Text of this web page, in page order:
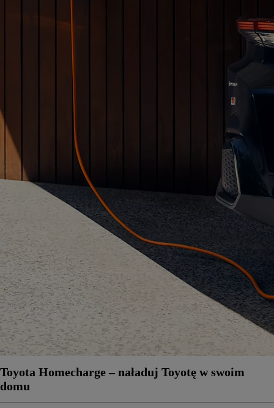
Toyota Homecharge – naładuj Toyotę w swoim
domu